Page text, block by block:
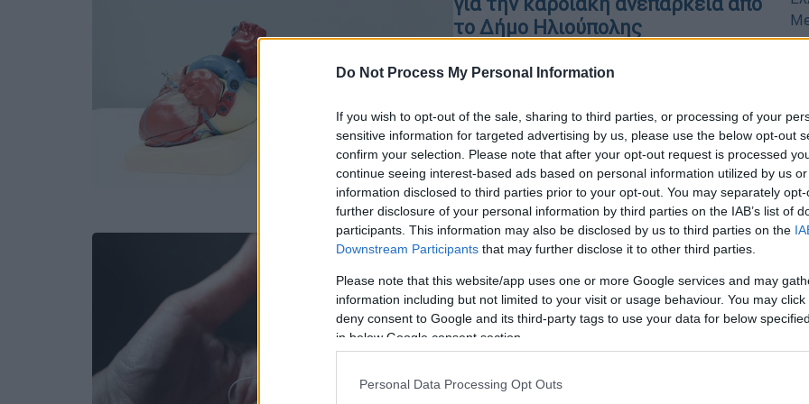
Do Not Process My Personal Information
If you wish to opt-out of the sale, sharing to third parties, or processing of your
sensitive information for targeted advertising by us, please use the below opt-out
confirm your selection. Please note that after your opt-out request is processed
continue seeing interest-based ads based on personal information utilized by us
information disclosed to third parties prior to your opt-out. You may separately
further disclosure of your personal information by third parties on the IAB’s list of
participants. This information may also be disclosed by us to third parties on the
Downstream Participants that may further disclose it to other third parties.
Please note that this website/app uses one or more Google services and may
information including but not limited to your visit or usage behaviour. You may
deny consent to Google and its third-party tags to use your data for below
in below Google consent section.
Personal Data Processing Opt Outs
το Δήμο Ηλιούπολης
ευαισθητοποίησης για την καρδιακή
Εταιρεία και ο
Δήμος Ηλιούπολης συνδιοργανώνουν
ενημερωτική δράση σχετικά με την
καλύτερη κατανόηση της νόσου
12.04.2025 07:07
Η απώλεια ακοής συνδέεται με
αυξημένο κίνδυνο καρδιακής
ανεπάρκειας
αυξημένο κίνδυνο εμφάνισης